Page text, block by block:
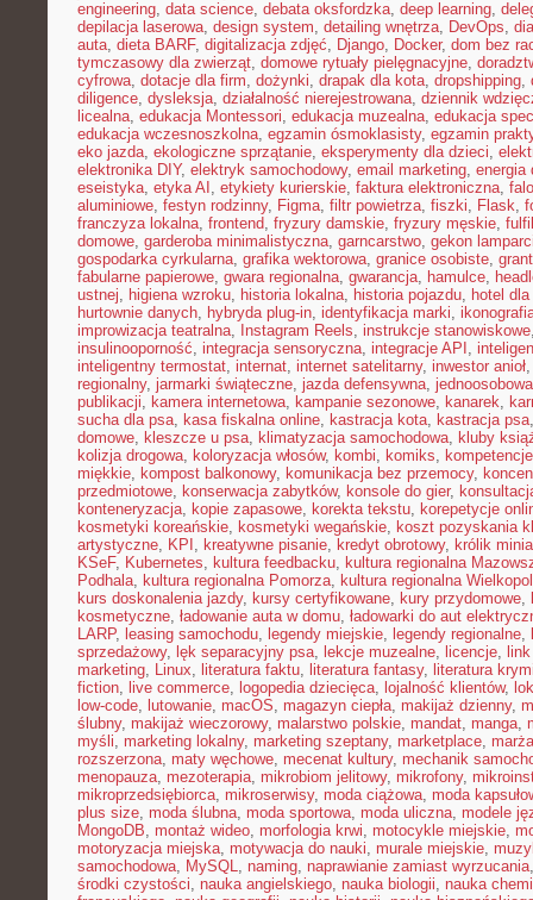
engineering, data science, debata oksfordzka, deep learning,
depilacja laserowa, design system, detailing wnętrza, DevOps,
auta, dieta BARF, digitalizacja zdjęć, Django, Docker, dom bez
tymczasowy dla zwierząt, domowe rytuały pielęgnacyjne,
cyfrowa, dotacje dla firm, dożynki, drapak dla kota, dropshipping,
diligence, dysleksja, działalność nierejestrowana, dziennik
licealna, edukacja Montessori, edukacja muzealna, edukacja
edukacja wczesnoszkolna, egzamin ósmoklasisty, egzamin
eko jazda, ekologiczne sprzątanie, eksperymenty dla dzieci,
elektronika DIY, elektryk samochodowy, email marketing, energia
eseistyka, etyka AI , etykiety kurierskie, faktura elektroniczna,
aluminiowe, festyn rodzinny, Figma, filtr powietrza, fiszki, Flask,
franczyza lokalna, frontend, fryzury damskie, fryzury męskie,
domowe, garderoba minimalistyczna, garncarstwo, gekon
gospodarka cyrkularna, grafika wektorowa, granice osobiste,
fabularne papierowe, gwara regionalna, gwarancja, hamulce,
ustnej, higiena wzroku, historia lokalna, historia pojazdu, hotel
hurtownie danych, hybryda plug-in, identyfikacja marki,
improwizacja teatralna, Instagram Reels, instrukcje stanowiskowe
insulinooporność, integracja sensoryczna, integracje API ,
inteligentny termostat, internat, internet satelitarny, inwestor anioł
regionalny, jarmarki świąteczne, jazda defensywna,
publikacji, kamera internetowa, kampanie sezonowe, kanarek,
sucha dla psa, kasa fiskalna online, kastracja kota, kastracja psa
domowe, kleszcze u psa, klimatyzacja samochodowa, kluby
kolizja drogowa, koloryzacja włosów, kombi, komiks,
miękkie, kompost balkonowy, komunikacja bez przemocy,
przedmiotowe, konserwacja zabytków, konsole do gier,
konteneryzacja, kopie zapasowe, korekta tekstu, korepetycje
kosmetyki koreańskie, kosmetyki wegańskie, koszt pozyskania
artystyczne, KPI , kreatywne pisanie, kredyt obrotowy, królik
KSeF, Kubernetes, kultura feedbacku, kultura regionalna
Podhala, kultura regionalna Pomorza, kultura regionalna
kurs doskonalenia jazdy, kursy certyfikowane, kury przydomowe,
kosmetyczne, ładowanie auta w domu, ładowarki do aut
LARP, leasing samochodu, legendy miejskie, legendy regionalne,
sprzedażowy, lęk separacyjny psa, lekcje muzealne, licencje,
marketing, Linux, literatura faktu, literatura fantasy, literatura
fiction, live commerce, logopedia dziecięca, lojalność klientów,
low-code, lutowanie, macOS, magazyn ciepła, makijaż dzienny,
ślubny, makijaż wieczorowy, malarstwo polskie, mandat, manga,
myśli, marketing lokalny, marketing szeptany, marketplace, marża
rozszerzona, maty węchowe, mecenat kultury, mechanik
menopauza, mezoterapia, mikrobiom jelitowy, mikrofony,
mikroprzedsiębiorca, mikroserwisy, moda ciążowa, moda
plus size, moda ślubna, moda sportowa, moda uliczna, modele
MongoDB, montaż wideo, morfologia krwi, motocykle miejskie,
motoryzacja miejska, motywacja do nauki, murale miejskie,
samochodowa, MySQL, naming, naprawianie zamiast wyrzucania
środki czystości, nauka angielskiego, nauka biologii, nauka